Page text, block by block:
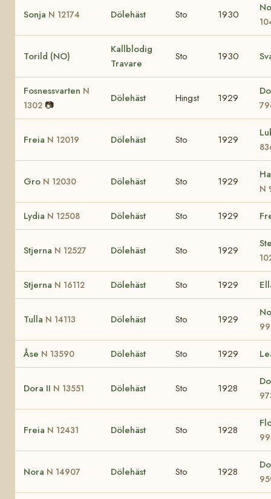
Sonja N 12174 Dölehäst Sto 1930
Torild (NO)
Kallblodig
Travare
Sto 1930
Fosnessvarten N
1302 📷
Dölehäst Hingst 1929
Freia N 12019 Dölehäst Sto 1929
Gro N 12030 Dölehäst Sto 1929
N
Lydia N 12508 Dölehäst Sto 1929
Stjerna N 12527 Dölehäst Sto 1929
Stjerna N 16112 Dölehäst Sto 1929
Tulla N 14113 Dölehäst Sto 1929
Åse N 13590 Dölehäst Sto 1929
Dora II N 13551 Dölehäst Sto 1928
Freia N 12431 Dölehäst Sto 1928
Nora N 14907 Dölehäst Sto 1928